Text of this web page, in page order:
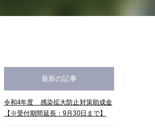
最新の記事
令和4年度 感染拡大防止対策助成金
【※受付期間延長：9月30日まで】